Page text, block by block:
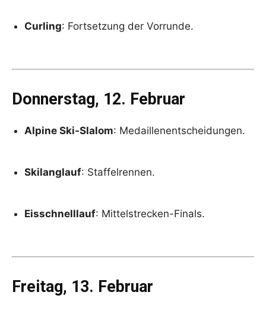
Curling: Fortsetzung der Vorrunde.
Donnerstag, 12. Februar
Alpine Ski-Slalom: Medaillenentscheidungen.
Skilanglauf: Staffelrennen.
Eisschnelllauf: Mittelstrecken-Finals.
Freitag, 13. Februar